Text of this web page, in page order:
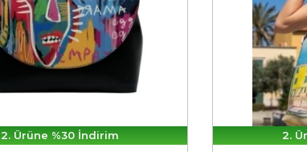
2. Ürüne %30 İndirim 2.